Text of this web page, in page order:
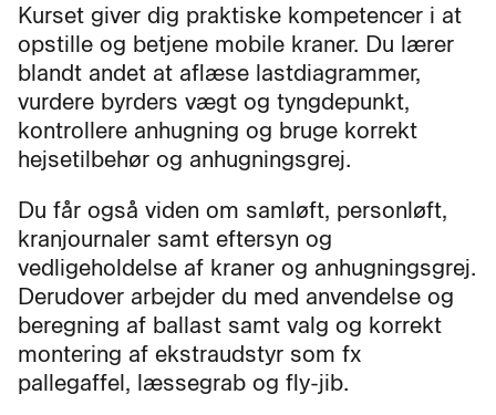
Kurset giver dig praktiske kompetencer i at
opstille og betjene mobile kraner. Du lærer
blandt andet at aflæse lastdiagrammer,
vurdere byrders vægt og tyngdepunkt,
kontrollere anhugning og bruge korrekt
hejsetilbehør og anhugningsgrej.
Du får også viden om samløft, personløft,
kranjournaler samt eftersyn og
vedligeholdelse af kraner og anhugningsgrej.
Derudover arbejder du med anvendelse og
beregning af ballast samt valg og korrekt
montering af ekstraudstyr som fx
pallegaffel, læssegrab og fly-jib.